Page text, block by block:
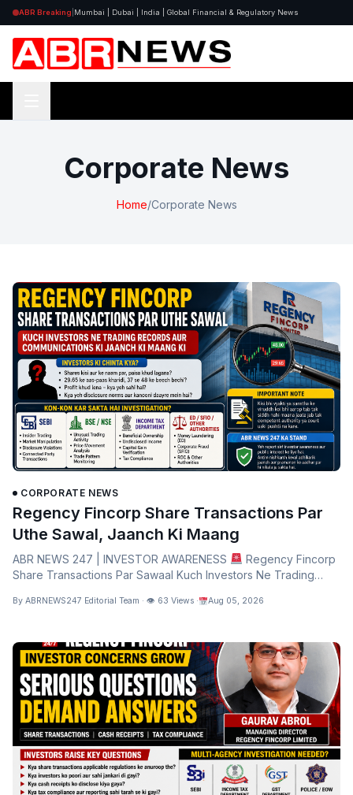
ABR Breaking Mumbai | Dubai | India | Global Financial & Regulatory News
Corporate News
Home/Corporate News
CORPORATE NEWS
Regency Fincorp Share Transactions Par
Uthe Sawal, Jaanch Ki Maang
ABR NEWS 247 | INVESTOR AWARENESS
Regency Fincorp
Share Transactions Par Sawaal Kuch Investors Ne Trading
By ABRNEWS247 Editorial Team · 👁 63 Views · Aug 05, 2026